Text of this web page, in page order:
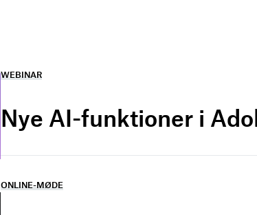
WEBINAR
Nye AI-funktioner i
ONLINE-MØDE